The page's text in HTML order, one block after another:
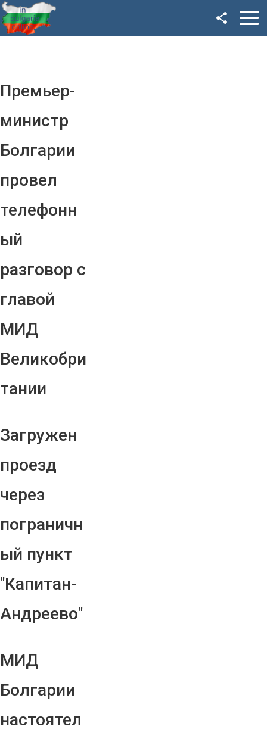
Премьер-
министр
Болгарии
провел
телефонн
ый
разговор с
главой
МИД
Великобри
тании
Загружен
проезд
через
пограничн
ый пункт
"Капитан-
Андреево"
МИД
Болгарии
настоятел